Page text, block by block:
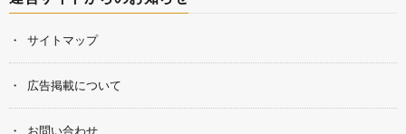
サイトマップ
広告掲載について
お問い合わせ